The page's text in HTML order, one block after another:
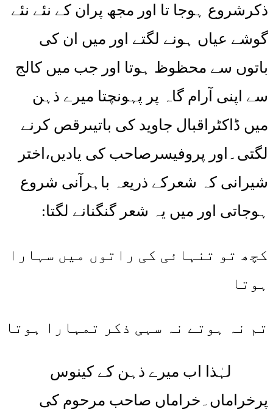
ذکرشروع ہوجا تا اور مجھ پران کے نئے نئے
گوشے عیاں ہونے لگتے اور میں ان کی
باتوں سے محظوظ ہوتا اور جب میں کالج
سے اپنی آرام گاہ پر پہونچتا میرے ذہن
میں ڈاکٹراقبال جاوید کی باتیںرقص کرنے
لگتی۔اور پروفیسرصاحب کی یادیں،اختر
شیرانی کہ شعرکے ذریعہ باہرآنی شروع
ہوجاتی اور میں یہ شعر گنگنانے لگتا:
کچھ تو تنہائی کی راتوں میں سہارا
ہوتا
تم نہ ہوتے نہ سہی ذکر تمہارا ہوتا
لہٰذا اب میرے ذہن کے کینوس
پرخراماں۔خراماں صاحب مرحوم کی